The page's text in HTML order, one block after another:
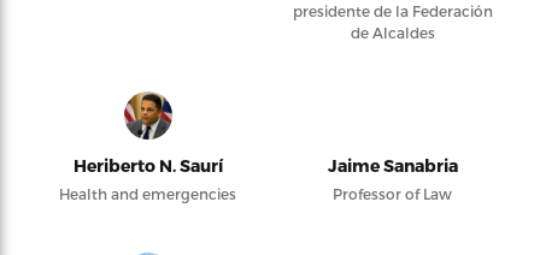
presidente de la Federación
de Alcaldes
Heriberto N. Saurí
Health and emergencies
Jaime Sanabria
Professor of Law